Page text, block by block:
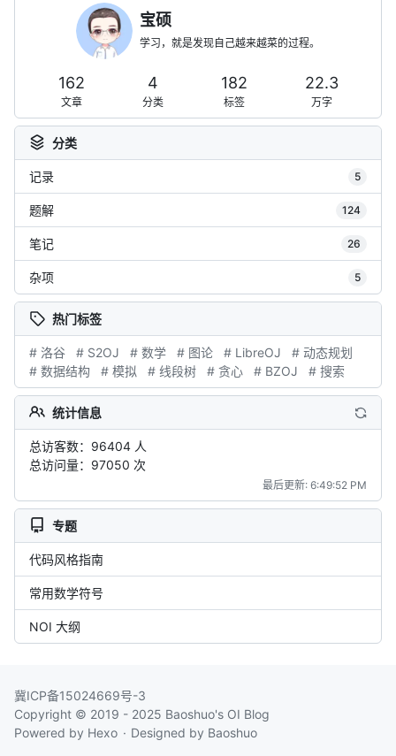
宝硕
学习，就是发现自己越来越菜的过程。
162
文章
4
分类
182
标签
22.3
万字
分类
记录 5
题解 124
笔记 26
杂项 5
热门标签
# 洛谷 # S2OJ # 数学 # 图论 # LibreOJ
# 动态规划
# 数据结构
# 模拟 # 线段树 # 贪心 # BZOJ # 搜索
统计信息
总访客数：96404 人
总访问量：97050 次
最后更新: 6:49:52 PM
专题
代码风格指南
常用数学符号
NOI 大纲
Copyright © 2019 - 2025 Baoshuo's OI Blog
冀ICP备15024669号-3
Powered by Hexo Designed by Baoshuo